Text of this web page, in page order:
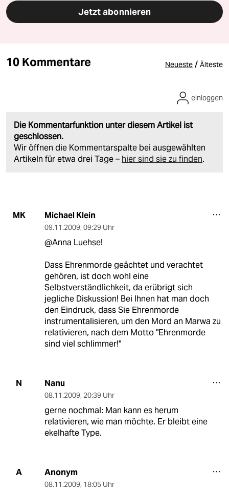
Jetzt abonnieren
10 Kommentare Neueste / Älteste
Die Kommentarfunktion unter diesem Artikel ist
geschlossen.
Wir öffnen die Kommentarspalte bei ausgewählten
Artikeln für etwa drei Tage – hier sind sie zu finden.
einloggen
MK Michael Klein
09.11.2009, 09:29 Uhr
@Anna Luehse!
Dass Ehrenmorde geächtet und verachtet
gehören, ist doch wohl eine
Selbstverständlichkeit, da erübrigt sich
jegliche Diskussion! Bei Ihnen hat man doch
den Eindruck, dass Sie Ehrenmorde
instrumentalisieren, um den Mord an Marwa zu
relativieren, nach dem Motto "Ehrenmorde
sind viel schlimmer!"
N Nanu
08.11.2009, 20:39 Uhr
gerne nochmal: Man kann es herum
relativieren, wie man möchte. Er bleibt eine
ekelhafte Type.
A Anonym
08.11.2009, 18:05 Uhr